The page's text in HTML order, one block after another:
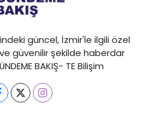
güncel, İzmir'le ilgili özel
güvenilir şekilde haberdar
BAKIŞ- TE Bilişim